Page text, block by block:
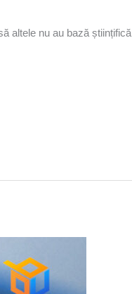
altele nu au bază științifică